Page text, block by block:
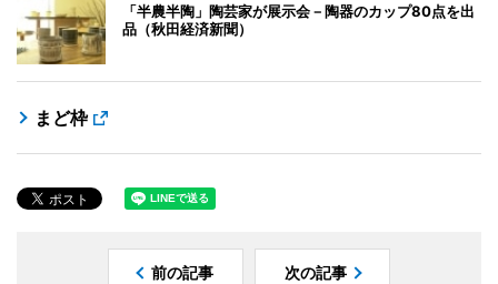
「半農半陶」陶芸家が展示会－陶器のカップ80点を出
品（秋田経済新聞）
まど枠
前の記事 次の記事